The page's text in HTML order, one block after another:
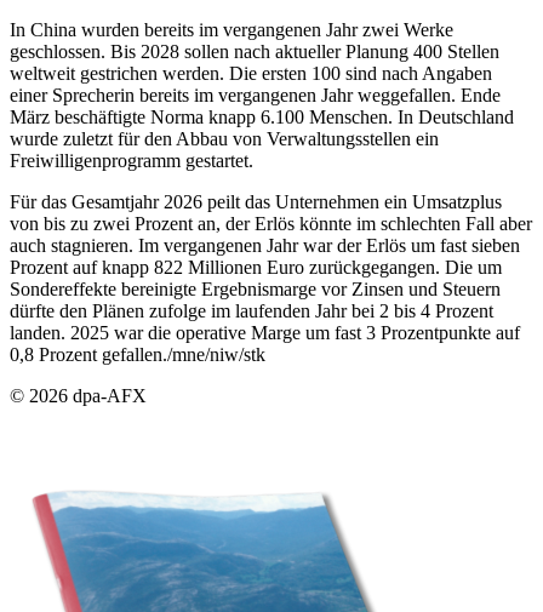
In China wurden bereits im vergangenen Jahr zwei Werke
geschlossen. Bis 2028 sollen nach aktueller Planung 400 Stellen
weltweit gestrichen werden. Die ersten 100 sind nach Angaben
einer Sprecherin bereits im vergangenen Jahr weggefallen. Ende
März beschäftigte Norma knapp 6.100 Menschen. In Deutschland
wurde zuletzt für den Abbau von Verwaltungsstellen ein
Freiwilligenprogramm gestartet.
Für das Gesamtjahr 2026 peilt das Unternehmen ein Umsatzplus
von bis zu zwei Prozent an, der Erlös könnte im schlechten Fall aber
auch stagnieren. Im vergangenen Jahr war der Erlös um fast sieben
Prozent auf knapp 822 Millionen Euro zurückgegangen. Die um
Sondereffekte bereinigte Ergebnismarge vor Zinsen und Steuern
dürfte den Plänen zufolge im laufenden Jahr bei 2 bis 4 Prozent
landen. 2025 war die operative Marge um fast 3 Prozentpunkte auf
0,8 Prozent gefallen./mne/niw/stk
© 2026 dpa-AFX